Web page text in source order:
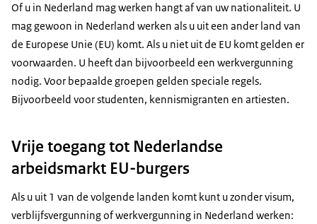
Of u in Nederland mag werken hangt af van uw nationaliteit. U
mag gewoon in Nederland werken als u uit een ander land van
de Europese Unie (EU) komt. Als u niet uit de EU komt gelden er
voorwaarden. U heeft dan bijvoorbeeld een werkvergunning
nodig. Voor bepaalde groepen gelden speciale regels.
Bijvoorbeeld voor studenten, kennismigranten en artiesten.
Vrije toegang tot Nederlandse
arbeidsmarkt EU-burgers
Als u uit 1 van de volgende landen komt kunt u zonder visum,
verblijfsvergunning of werkvergunning in Nederland werken: